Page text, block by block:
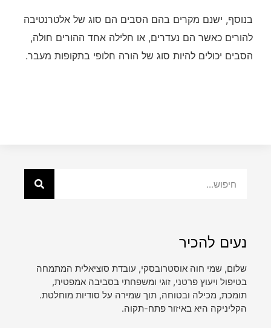
בנוסף, ישנם מקרים בהם הסבים הם סוג של אלטרנטיבה
להורים כאשר הם נעדרים, או חלילה אחד ההורים חולה,
הסבים יכולים להיות סוג של הורה חלופי בתקופות מעבר.
נעים להכיר
שלום, שמי חוה אוסטרובסקי, עובדת סוציאלית המתמחה
בטיפול ויעוץ פרטני, זוגי ומשפחתי בסביבה אמפטית,
תומכת, מכילה ובטוחה, תוך שמירה על סודיות מוחלטת.
הקליניקה היא באיזור פתח-תקוה.